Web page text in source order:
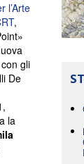
l’Arte
,
gli
De
la